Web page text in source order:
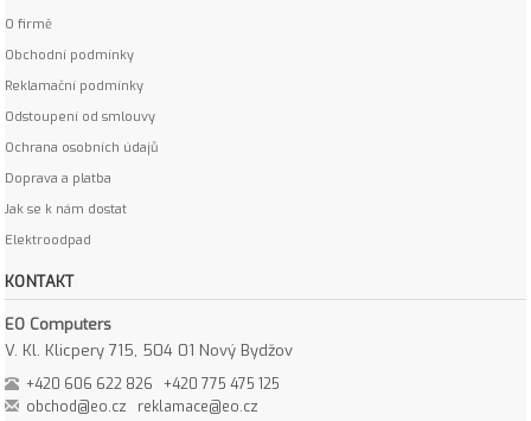
O firmě
Obchodní podmínky
Reklamační podmínky
Odstoupení od smlouvy
Ochrana osobních údajů
Doprava a platba
Jak se k nám dostat
Elektroodpad
KONTAKT
EO Computers
V. Kl. Klicpery 715, 504 01 Nový Bydžov
+420 606 622 826
+420 775 475 125
obchod@eo.cz
reklamace@eo.cz